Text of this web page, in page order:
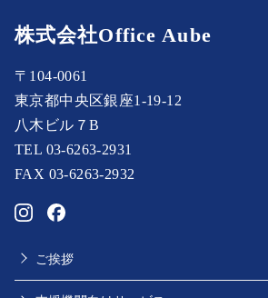
株式会社Office Aube
〒104-0061
東京都中央区銀座1-19-12
八木ビル７B
TEL 03-6263-2931
FAX 03-6263-2932
ご挨拶